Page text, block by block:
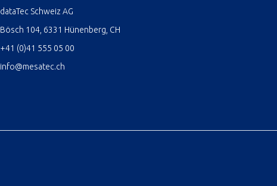
dataTec Schweiz AG
Bösch 104, 6331 Hünenberg, CH
+41 (0)41 555 05 00
info@mesatec.ch